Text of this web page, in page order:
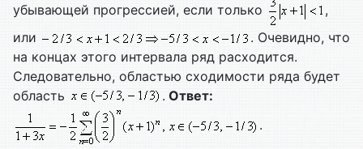
убывающей прогрессией, если только
,
или
. Очевидно, что
на концах этого интервала ряд расходится.
Следовательно, областью сходимости ряда будет
область
. Ответ:
.